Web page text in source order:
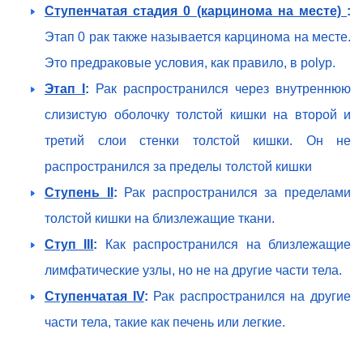
Ступенчатая стадия 0 (карцинома на месте) :
Этап 0 рак также называется карцинома на месте.
Это предраковые условия, как правило, в polyp.
Этап I : Рак распространился через внутреннюю
слизистую оболочку толстой кишки на второй и
третий слои стенки толстой кишки. Он не
распространился за пределы толстой кишки
Ступень II : Рак распространился за пределами
толстой кишки на близлежащие ткани.
Ступ III :
Как распространился на близлежащие
лимфатические узлы, но не на другие части тела.
Ступенчатая IV: Рак распространился на другие
части тела, такие как печень или легкие.